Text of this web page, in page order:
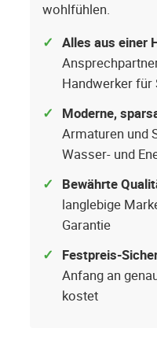
wohlfühlen.
Alles aus einer
Handwerker für
Moderne,
Armaturen und
Wasser- und
Bewährte
langlebige
Garantie
Festpreis-
Anfang an
kostet